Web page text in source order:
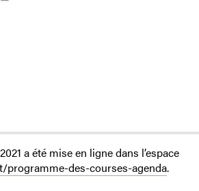
a été mise en ligne dans l’espace
des-courses-agenda.